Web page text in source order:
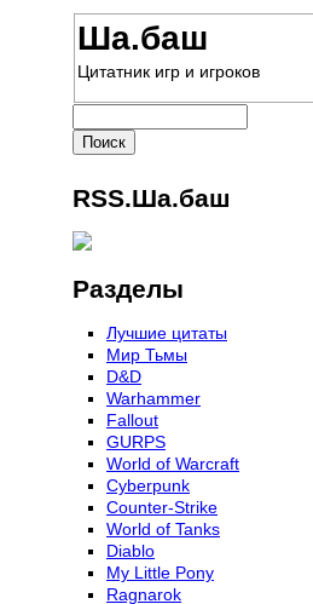
Ша.баш
Цитатник игр и игроков
RSS.Ша.баш
Разделы
Лучшие цитаты
Мир Тьмы
D&D
Warhammer
Fallout
GURPS
World of Warcraft
Сyberpunk
Counter-Strike
World of Tanks
Diablo
My Little Pony
Ragnarok